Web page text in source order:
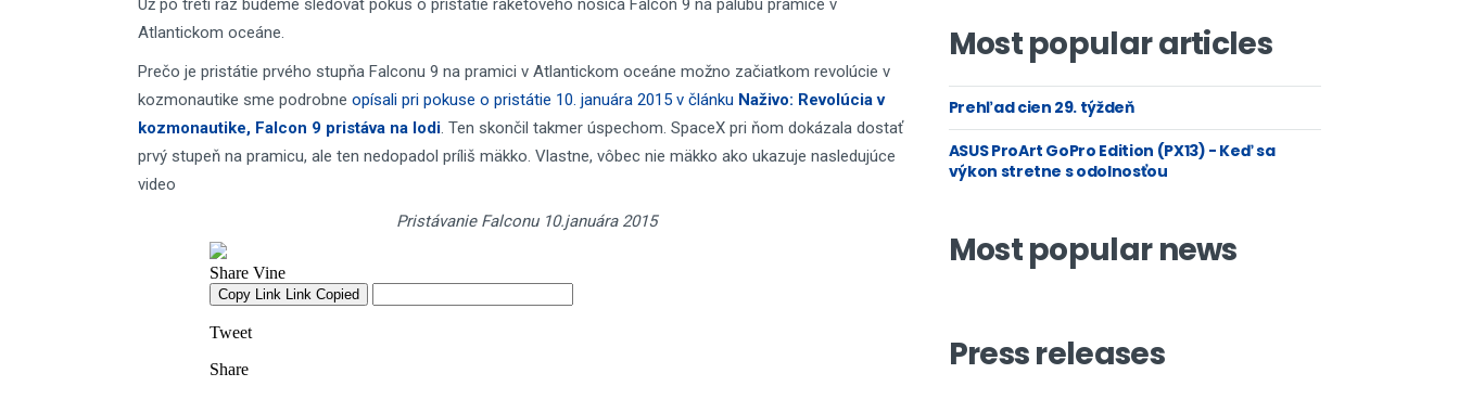
Už po tretí raz budeme sledovať pokus o pristátie raketového nosiča Falcon 9 na palubu pramice v
Atlantickom oceáne.
Prečo je pristátie prvého stupňa Falconu 9 na pramici v Atlantickom oceáne možno začiatkom revolúcie v
kozmonautike sme podrobne opísali pri pokuse o pristátie 10. januára 2015 v článku Naživo: Revolúcia v
kozmonautike, Falcon 9 pristáva na lodi. Ten skončil takmer úspechom. SpaceX pri ňom dokázala dostať
prvý stupeň na pramicu, ale ten nedopadol príliš mäkko. Vlastne, vôbec nie mäkko ako ukazuje nasledujúce
video
Pristávanie Falconu 10.januára 2015
Most popular articles
Prehľad cien 29. týždeň
ASUS ProArt GoPro Edition (PX13) - Keď sa
výkon stretne s odolnosťou
Most popular news
Press releases